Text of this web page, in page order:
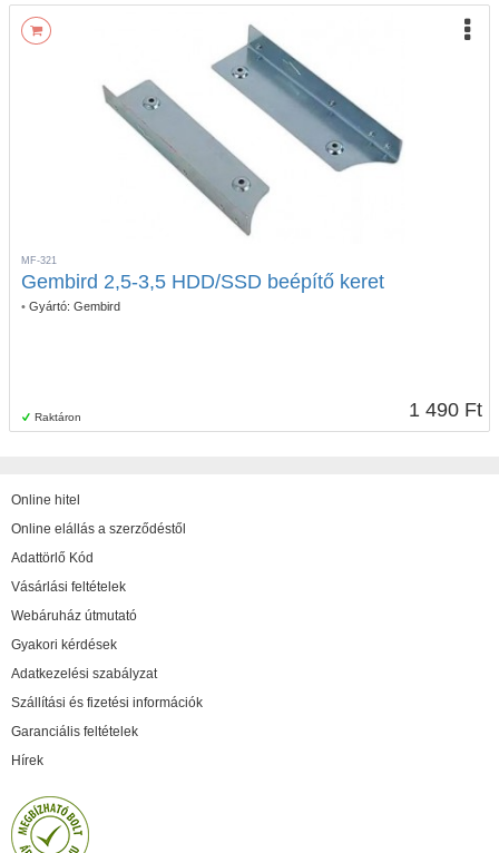
Raktáron
MF-321
Gembird 2,5-3,5 HDD/SSD beépítő keret
• Gyártó: Gembird
1 490 Ft
Online hitel
Online elállás a szerződéstől
Adattörlő Kód
Vásárlási feltételek
Webáruház útmutató
Gyakori kérdések
Adatkezelési szabályzat
Szállítási és fizetési információk
Garanciális feltételek
Hírek